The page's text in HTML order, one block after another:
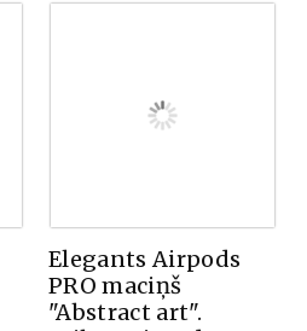
Elegants Airpods
PRO maciņš
"Abstract art".